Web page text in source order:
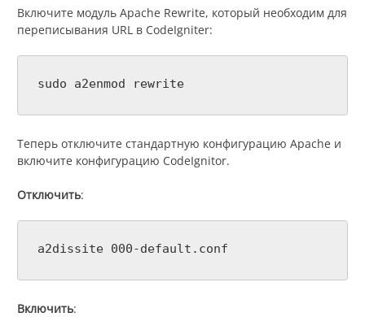
Включите модуль Apache Rewrite, который необходим для
переписывания URL в CodeIgniter:
sudo a2enmod rewrite
Теперь отключите стандартную конфигурацию Apache и
включите конфигурацию CodeIgnitor.
Отключить:
a2dissite 000-default.conf
Включить: